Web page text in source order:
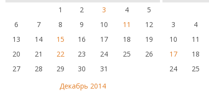
1
2 3 4
5
6
7 8 9 10 11
12
13
14 15 16 17 18
19
20
21 22 23 24 25
26
27
28 29 30 31
3
4
10
11
17
18
24
25
Декабрь 2014